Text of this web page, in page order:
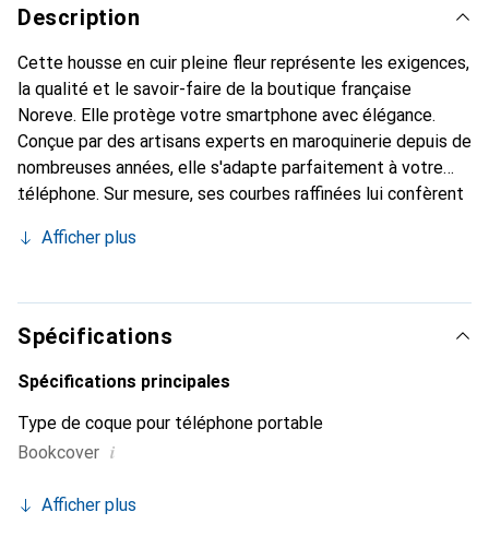
Description
Cette housse en cuir pleine fleur représente les exigences,
la qualité et le savoir-faire de la boutique française
Noreve. Elle protège votre smartphone avec élégance.
Conçue par des artisans experts en maroquinerie depuis de
nombreuses années, elle s'adapte parfaitement à votre
téléphone. Sur mesure, ses courbes raffinées lui confèrent
et indispensable pour votre smartphone. Reconnaître
marque Noreve est un choix sûr pour une clientèle
exigeante.
Afficher plus
Spécifications
Spécifications principales
Type de coque pour téléphone portable
Bookcover i
Afficher plus